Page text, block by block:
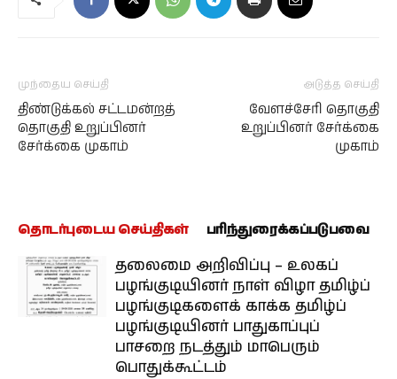
முந்தைய செய்தி
திண்டுக்கல் சட்டமன்றத்
தொகுதி உறுப்பினர்
சேர்க்கை முகாம்
அடுத்த செய்தி
வேளச்சேரி தொகுதி
உறுப்பினர் சேர்க்கை
முகாம்
தொடர்புடைய செய்திகள் பரிந்துரைக்கப்படுபவை
தலைமை அறிவிப்பு – உலகப்
பழங்குடியினர் நாள் விழா தமிழ்ப்
பழங்குடிகளைக் காக்க தமிழ்ப்
பழங்குடியினர் பாதுகாப்புப்
பாசறை நடத்தும் மாபெரும்
பொதுக்கூட்டம்